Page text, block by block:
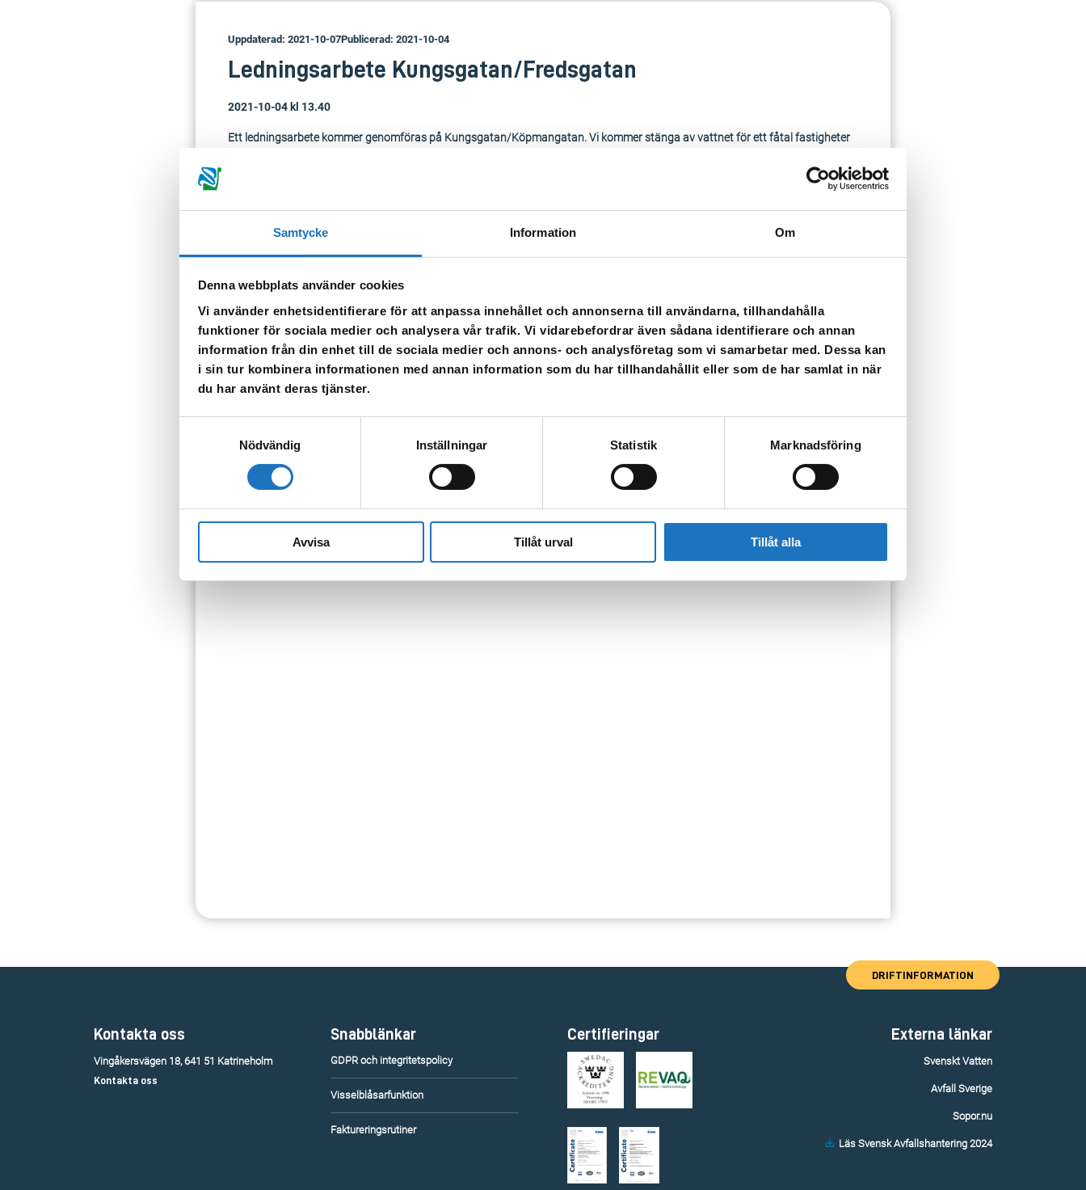
Samtycke Information Om
Denna webbplats använder cookies
Vi använder enhetsidentifierare för att anpassa innehållet och annonserna till användarna, tillhandahålla
funktioner för sociala medier och analysera vår trafik. Vi vidarebefordrar även sådana identifierare och annan
information från din enhet till de sociala medier och annons- och analysföretag som vi samarbetar med. Dessa kan
i sin tur kombinera informationen med annan information som du har tillhandahållit eller som de har samlat in när
du har använt deras tjänster.
Nödvändig
Inställningar Statistik Marknadsföring
Avvisa Tillåt urval Tillåt alla
Uppdaterad: 2021-10-07Publicerad: 2021-10-04
Ledningsarbete Kungsgatan/Fredsgatan
2021-10-04 kl 13.40
Ett ledningsarbete kommer genomföras på Kungsgatan/Köpmangatan. Vi kommer stänga av vattnet för ett fåtal fastigheter
Kungsgatan/Fredsgatan). Efter arbetet kommer Katrineholms kommun att asfaltera om korsningen.
Anmäl dig till vår sms-tjänst.
Vår sms-tjänst använder vi enbart för att kunna informera dig om driftstörningar och andra händelser som kan påverka dig
som fastighetsägare.
DRIFTINFORMATION
Kontakta oss
Vingåkersvägen 18, 641 51 Katrineholm
Kontakta oss
Snabblänkar
GDPR och integritetspolicy
Visselblåsarfunktion
Faktureringsrutiner
Certifieringar Externa länkar
Svenskt Vatten
Avfall Sverige
Sopor.nu
Läs Svensk Avfallshantering 2024